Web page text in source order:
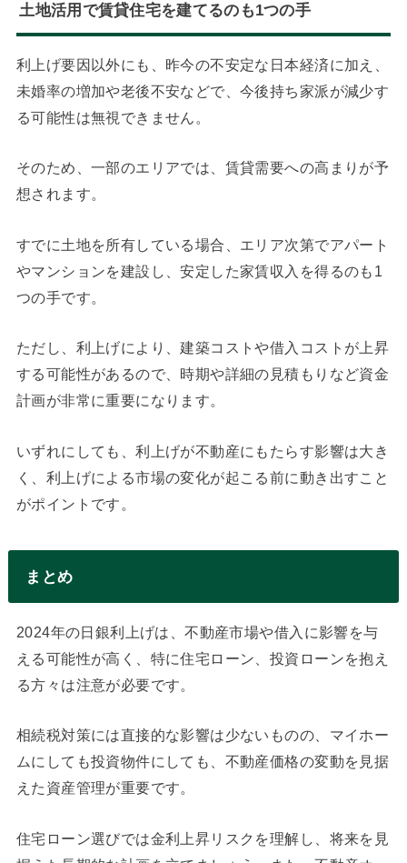
土地活用で賃貸住宅を建てるのも1つの手
利上げ要因以外にも、昨今の不安定な日本経済に加え、
未婚率の増加や老後不安などで、今後持ち家派が減少す
る可能性は無視できません。
そのため、一部のエリアでは、賃貸需要への高まりが予
想されます。
すでに土地を所有している場合、エリア次第でアパート
やマンションを建設し、安定した家賃収入を得るのも1
つの手です。
ただし、利上げにより、建築コストや借入コストが上昇
する可能性があるので、時期や詳細の見積もりなど資金
計画が非常に重要になります。
いずれにしても、利上げが不動産にもたらす影響は大き
く、利上げによる市場の変化が起こる前に動き出すこと
がポイントです。
まとめ
2024年の日銀利上げは、不動産市場や借入に影響を与
える可能性が高く、特に住宅ローン、投資ローンを抱え
る方々は注意が必要です。
相続税対策には直接的な影響は少ないものの、マイホー
ムにしても投資物件にしても、不動産価格の変動を見据
えた資産管理が重要です。
住宅ローン選びでは金利上昇リスクを理解し、将来を見